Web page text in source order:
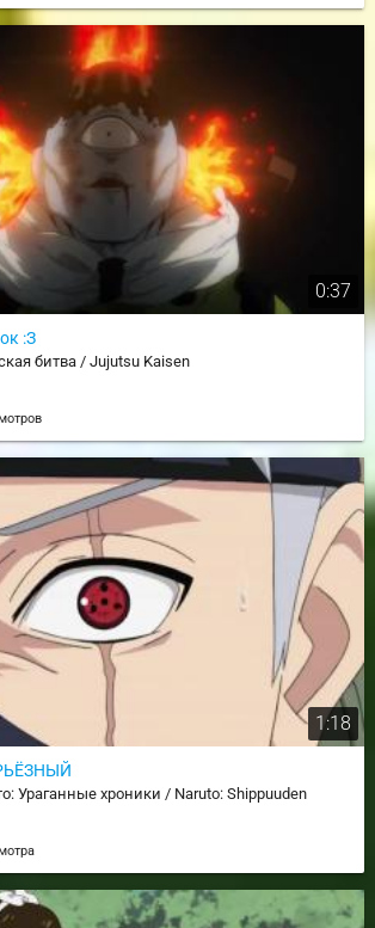
0:37
:З
битва / Jujutsu Kaisen
1:18
Ураганные хроники / Naruto: Shippuuden